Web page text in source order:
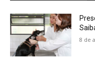
8 de